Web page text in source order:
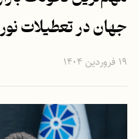
جهان در تعطیلات نوروزی ۱۴۰۴
۱۹ فروردین ۱۴۰۴